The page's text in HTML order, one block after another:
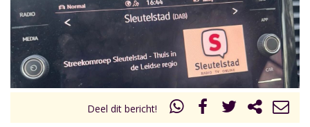
Deel dit bericht!